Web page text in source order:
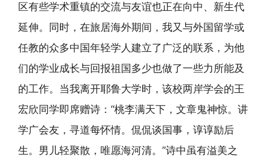
区有些学术重镇的交流与友谊也正在向中、新生代
延伸。同时，在旅居海外期间，我又与外国留学或
任教的众多中国年轻学人建立了广泛的联系，为他
们的学业成长与回报祖国多少也做了一些力所能及
的工作。当我离开耶鲁大学时，该校两岸学会的王
宏欣同学即席赠诗：“桃李满天下，文章鬼神惊。讲
学广会友，寻道每怀情。侃侃谈国事，谆谆励后
生。男儿轻聚散，唯愿海河清。”诗中虽有溢美之